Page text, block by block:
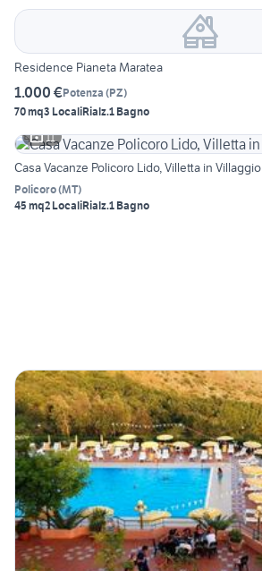
Residence Pianeta Maratea
1.000 €Potenza (PZ)
70 mq3 LocaliRialz.1 Bagno
11
Casa Vacanze Policoro Lido, Villetta in Villaggio
Policoro(MT)
45 mq2 LocaliRialz.1 Bagno